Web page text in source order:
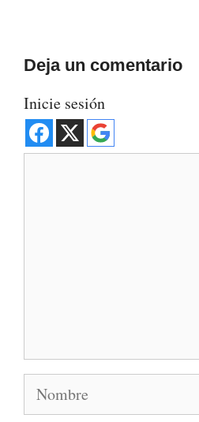
Deja un comentario
Inicie sesión
Nombre